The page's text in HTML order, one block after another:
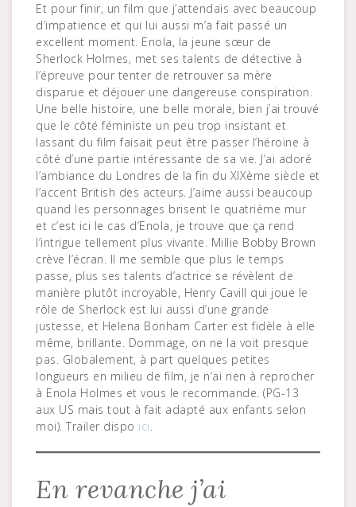
Et pour finir, un film que j’attendais avec beaucoup
d’impatience et qui lui aussi m’a fait passé un
excellent moment. Enola, la jeune sœur de
Sherlock Holmes, met ses talents de détective à
l’épreuve pour tenter de retrouver sa mère
disparue et déjouer une dangereuse conspiration.
Une belle histoire, une belle morale, bien j’ai trouvé
que le côté féministe un peu trop insistant et
lassant du film faisait peut être passer l’héroïne à
côté d’une partie intéressante de sa vie. J’ai adoré
l’ambiance du Londres de la fin du XIXème siècle et
l’accent British des acteurs. J’aime aussi beaucoup
quand les personnages brisent le quatrième mur
et c’est ici le cas d’Enola, je trouve que ça rend
l’intrigue tellement plus vivante. Millie Bobby Brown
crève l’écran. Il me semble que plus le temps
passe, plus ses talents d’actrice se révèlent de
manière plutôt incroyable, Henry Cavill qui joue le
rôle de Sherlock est lui aussi d’une grande
justesse, et Helena Bonham Carter est fidèle à elle
même, brillante. Dommage, on ne la voit presque
pas. Globalement, à part quelques petites
longueurs en milieu de film, je n’ai rien à reprocher
à Enola Holmes et vous le recommande. (PG-13
aux US mais tout à fait adapté aux enfants selon
moi). Trailer dispo ici.
En revanche j’ai